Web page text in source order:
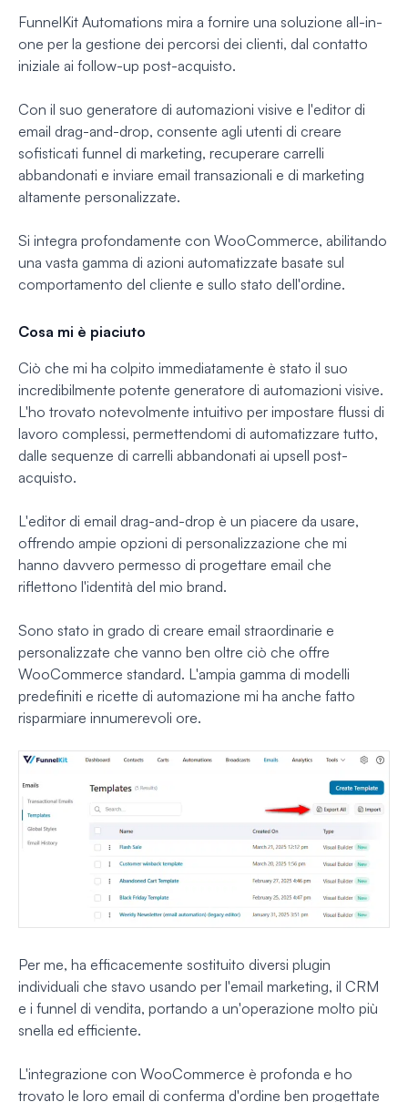
FunnelKit Automations mira a fornire una soluzione all-in-
one per la gestione dei percorsi dei clienti, dal contatto
iniziale ai follow-up post-acquisto.
Con il suo generatore di automazioni visive e l'editor di
email drag-and-drop, consente agli utenti di creare
sofisticati funnel di marketing, recuperare carrelli
abbandonati e inviare email transazionali e di marketing
altamente personalizzate.
Si integra profondamente con WooCommerce, abilitando
una vasta gamma di azioni automatizzate basate sul
comportamento del cliente e sullo stato dell'ordine.
Cosa mi è piaciuto
Ciò che mi ha colpito immediatamente è stato il suo
incredibilmente potente generatore di automazioni visive.
L'ho trovato notevolmente intuitivo per impostare flussi di
lavoro complessi, permettendomi di automatizzare tutto,
dalle sequenze di carrelli abbandonati ai upsell post-
acquisto.
L'editor di email drag-and-drop è un piacere da usare,
offrendo ampie opzioni di personalizzazione che mi
hanno davvero permesso di progettare email che
riflettono l'identità del mio brand.
Sono stato in grado di creare email straordinarie e
personalizzate che vanno ben oltre ciò che offre
WooCommerce standard. L'ampia gamma di modelli
predefiniti e ricette di automazione mi ha anche fatto
risparmiare innumerevoli ore.
Per me, ha efficacemente sostituito diversi plugin
individuali che stavo usando per l'email marketing, il CRM
e i funnel di vendita, portando a un'operazione molto più
snella ed efficiente.
L'integrazione con WooCommerce è profonda e ho
trovato le loro email di conferma d'ordine ben progettate